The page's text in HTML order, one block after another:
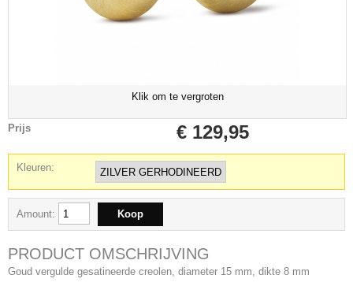
Klik om te vergroten
Prijs € 129,95
Kleuren:
Amount:
PRODUCT OMSCHRIJVING
Goud vergulde gesatineerde creolen, diameter 15 mm, dikte 8 mm